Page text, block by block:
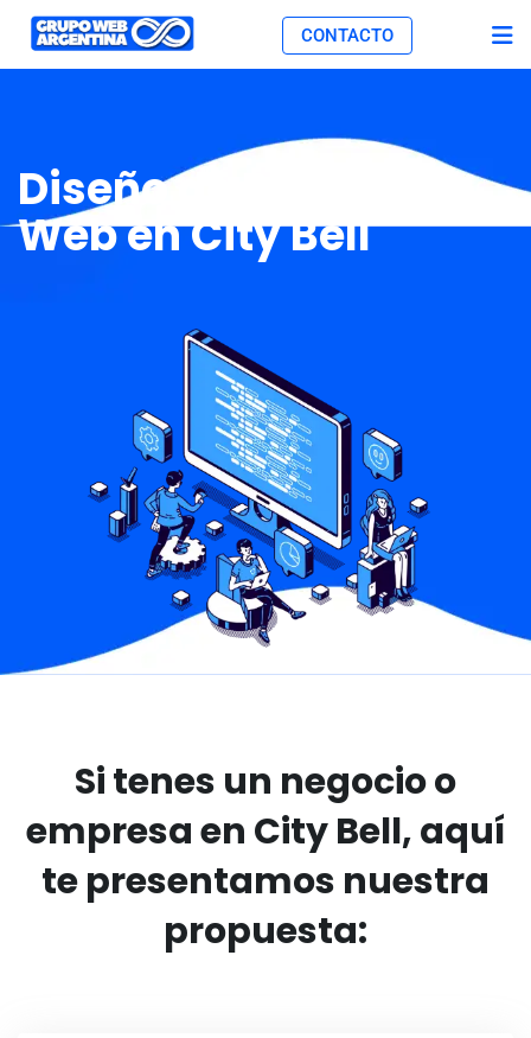
CONTACTO
Diseño de Páginas
Web en City Bell
Si tenes un negocio o
empresa en City Bell, aquí
te presentamos nuestra
propuesta: